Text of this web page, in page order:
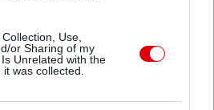
Use,
or Sharing of my
Unrelated with the
was collected.